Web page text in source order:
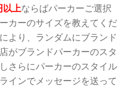
以上ならばパーカーご選択
カーのサイズを教えてくだ
より、ランダムにブランド
がブランドパーカーのスタ
さらにパーカーのスタイル
インでメッセージを送って